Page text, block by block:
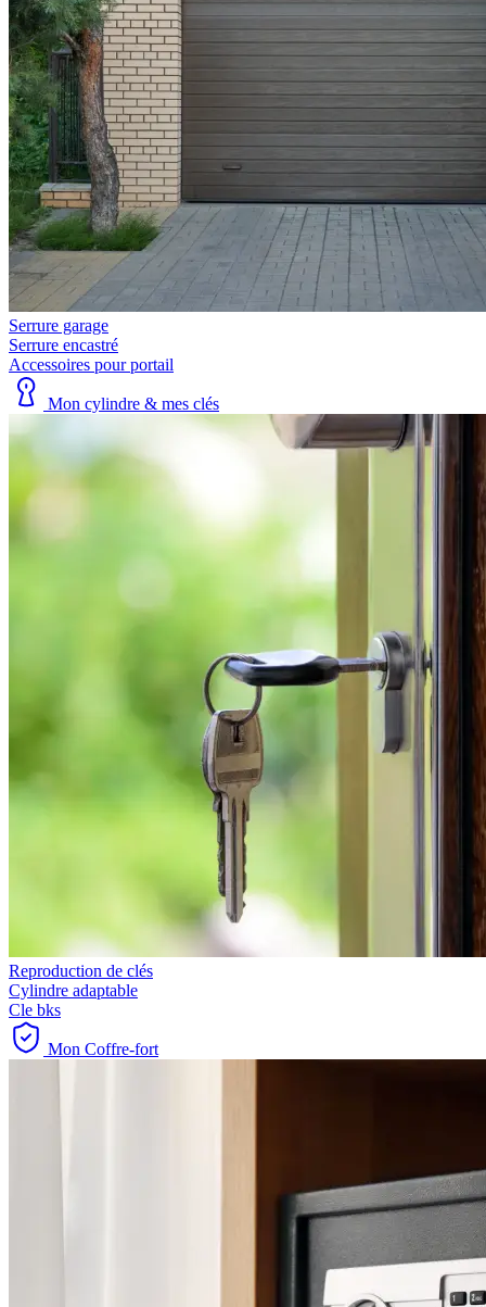
Serrure garage
Serrure encastré
Accessoires pour portail
Mon cylindre & mes clés
Reproduction de clés
Cylindre adaptable
Cle bks
Mon Coffre-fort